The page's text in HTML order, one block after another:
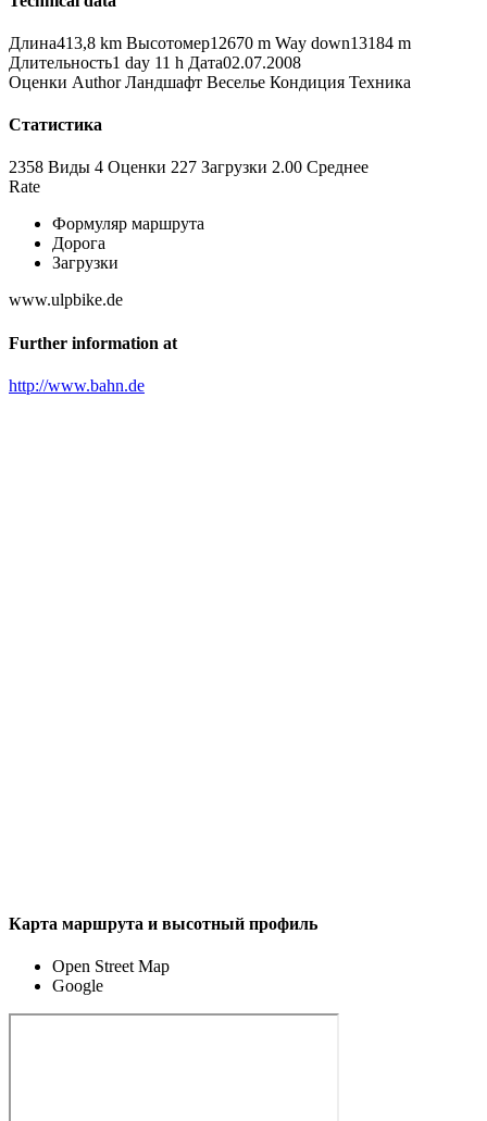
Длина413,8 km Высотомер12670 m Way down13184 m
Длительность1 day 11 h Дата02.07.2008
Оценки Author Ландшафт Веселье Кондиция Техника
Статистика
2358 Виды 4 Оценки 227 Загрузки 2.00 Среднее
Rate
Формуляр маршрута
Дорога
Загрузки
www.ulpbike.de
Further information at
http://www.bahn.de
Карта маршрута и высотный профиль
Open Street Map
Google